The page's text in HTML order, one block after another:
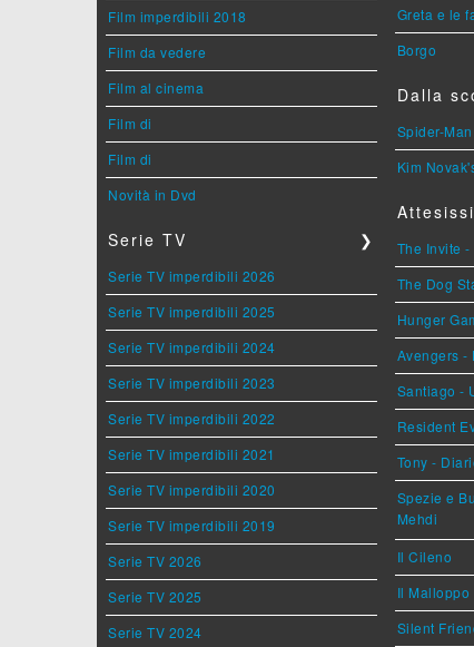
Film imperdibili 2018
Film da vedere
Film al cinema
Film di
Film di
Novità in Dvd
Serie TV ❯
Serie TV imperdibili 2026
Serie TV imperdibili 2025
Serie TV imperdibili 2024
Serie TV imperdibili 2023
Serie TV imperdibili 2022
Serie TV imperdibili 2021
Serie TV imperdibili 2020
Serie TV imperdibili 2019
Serie TV 2026
Serie TV 2025
Serie TV 2024
Greta e le
Borgo
Dalla
Spider-
Kim
The Invite
The Dog
Hunger
Avengers -
Santiago -
Resident
Tony -
Spezie e
Mehdi
Il Cileno
Il Malloppo
Silent